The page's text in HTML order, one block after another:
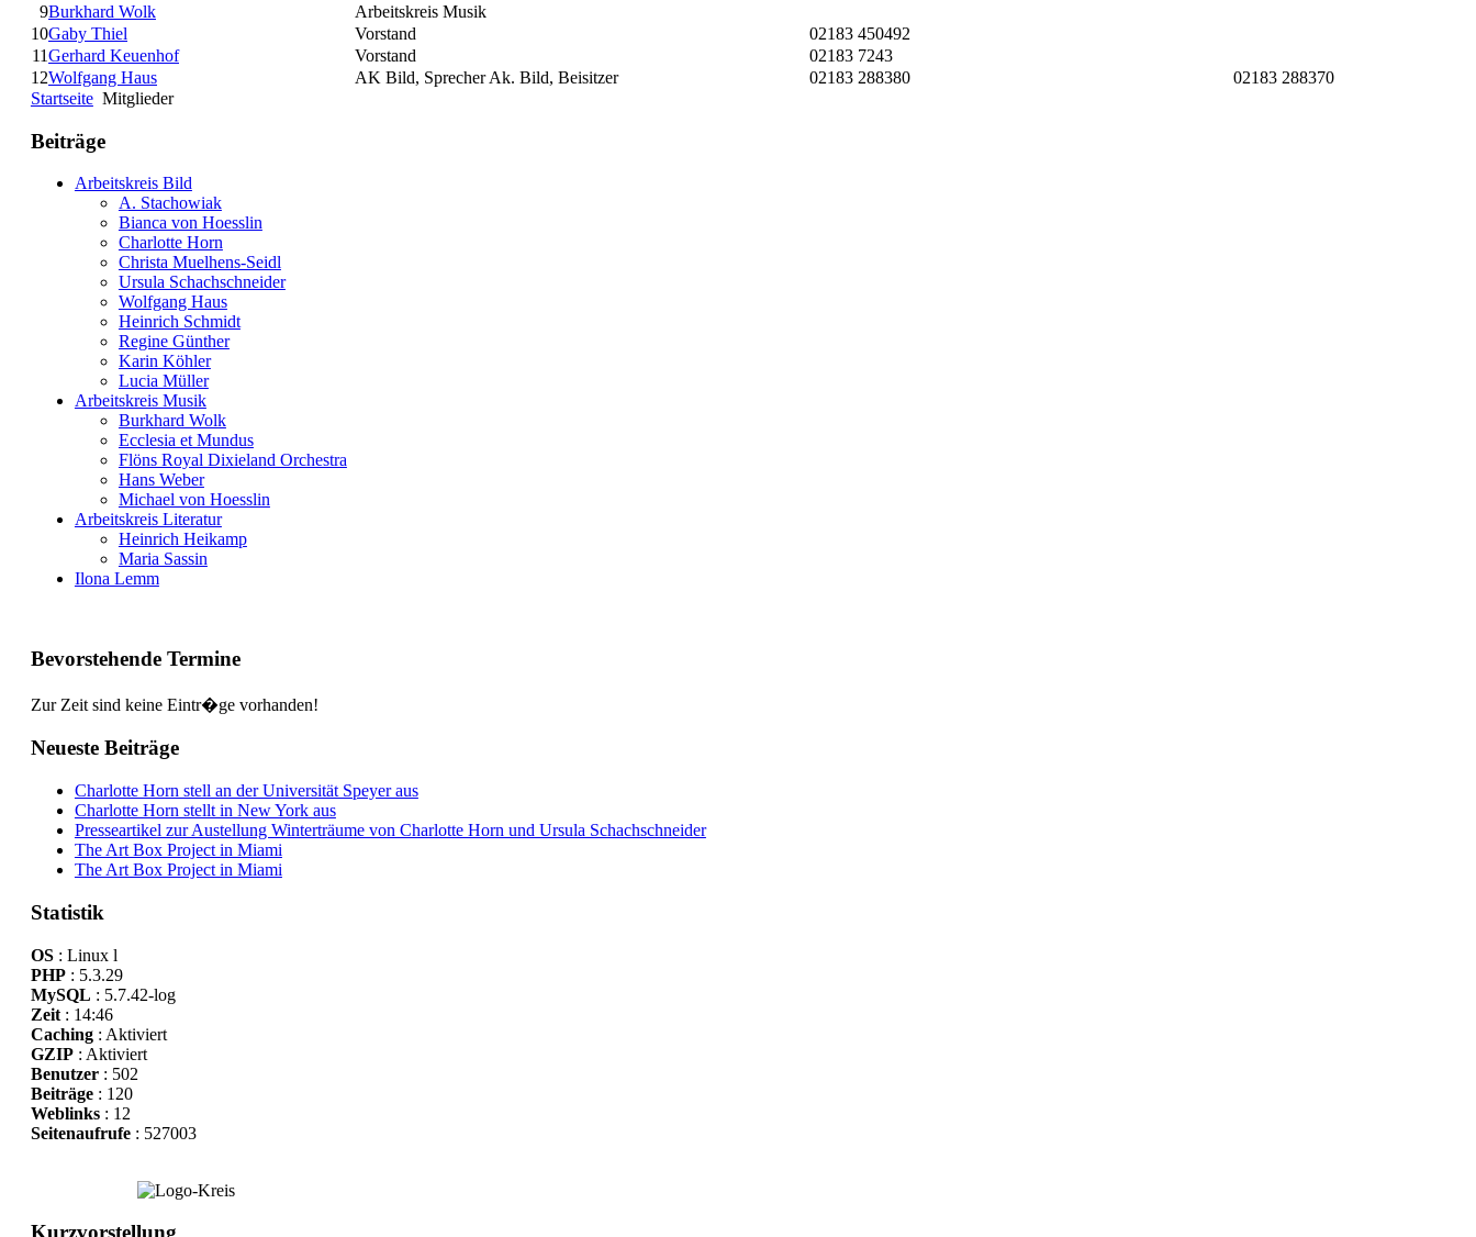
9Burkhard Wolk
Arbeitskreis Musik
10Gaby Thiel Vorstand
02183 450492
11Gerhard Keuenhof Vorstand
02183 7243
12Wolfgang Haus AK Bild, Sprecher Ak. Bild, Beisitzer 02183 288380
02183 288370
Startseite Mitglieder
Beiträge
Arbeitskreis Bild
A. Stachowiak
Bianca von Hoesslin
Charlotte Horn
Christa Muelhens-Seidl
Ursula Schachschneider
Wolfgang Haus
Heinrich Schmidt
Regine Günther
Karin Köhler
Lucia Müller
Arbeitskreis Musik
Burkhard Wolk
Ecclesia et Mundus
Flöns Royal Dixieland Orchestra
Hans Weber
Michael von Hoesslin
Arbeitskreis Literatur
Heinrich Heikamp
Maria Sassin
Ilona Lemm
Bevorstehende Termine
Zur Zeit sind keine Eintr�ge vorhanden!
Neueste Beiträge
Charlotte Horn stell an der Universität Speyer aus
Charlotte Horn stellt in New York aus
Presseartikel zur Austellung Winterträume von Charlotte Horn und Ursula Schachschneider
The Art Box Project in Miami
The Art Box Project in Miami
Statistik
OS: Linux l
PHP: 5.3.29
MySQL : 5.7.42-log
Zeit: 14:46
Caching: Aktiviert
GZIP: Aktiviert
Benutzer: 502
Beiträge: 120
Weblinks: 12
Seitenaufrufe: 527003